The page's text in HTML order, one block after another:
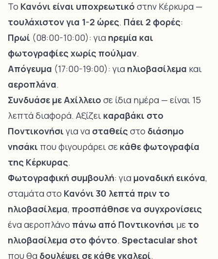
Το Κανόνι είναι υποχρεωτικό στην Κέρκυρα —
τουλάχιστον για 1-2 ώρες. Πάει 2 φορές:
Πρωί (08:00-10:00): για ηρεμία και
φωτογραφίες χωρίς πούλμαν.
Απόγευμα (17:00-19:00): για ηλιοβασίλεμα και
αεροπλάνα.
Συνδυάσε με Αχίλλειο σε ίδια ημέρα — είναι 15
λεπτά διαφορά. Αξίζει καραβάκι στο
Ποντικονήσι για να σταθείς στο διάσημο
νησάκι που φιγουράρει σε κάθε φωτογραφία
της Κέρκυρας.
Φωτογραφική συμβουλή: για μοναδική εικόνα,
σταμάτα στο Κανόνι 30 λεπτά πριν το
ηλιοβασίλεμα, προσπάθησε να συγχρονίσεις
ένα αεροπλάνο πάνω από Ποντικονήσι με το
ηλιοβασίλεμα στο φόντο. Spectacular shot
που θα δουλέψει σε κάθε γκαλερί.